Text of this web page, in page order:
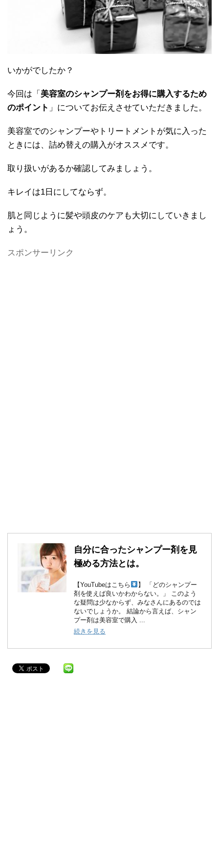
いかがでしたか？
今回は「 美容室のシャンプー剤をお得に購入するため
のポイント 」についてお伝えさせていただきました。
美容室でのシャンプーやトリートメントが気に入った
ときには、詰め替えの購入がオススメです。
取り扱いがあるか確認してみましょう。
キレイは1日にしてならず。
肌と同じように髪や頭皮のケアも大切にしていきまし
ょう。
スポンサーリンク
自分に合ったシャンプー剤を見
極める方法とは。
【YouTubeはこちら
】 「どのシャンプー
剤を使えば良いかわからない。」 このよう
な疑問は少なからず、みなさんにあるのでは
ないでしょうか。 結論から言えば、シャン
プー剤は美容室で購入 ...
続きを見る